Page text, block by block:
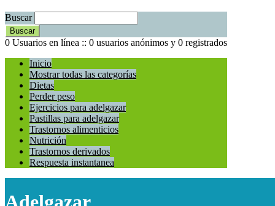
Inicio
Mostrar todas las categorías
Dietas
Perder peso
Ejercicios para adelgazar
Pastillas para adelgazar
Trastornos alimenticios
Nutrición
Trastornos derivados
Respuesta instantanea
Buscar
0 Usuarios en línea :: 0 usuarios anónimos y 0 registrados